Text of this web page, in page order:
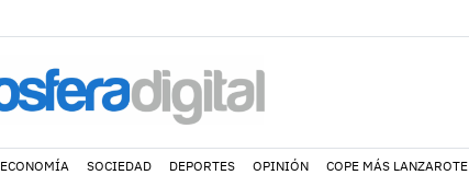
ECONOMÍA SOCIEDAD DEPORTES OPINIÓN COPE MÁS LANZAROTE